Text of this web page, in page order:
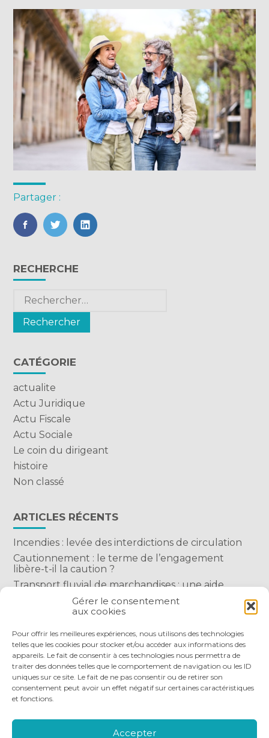
Gérer le consentement
aux cookies
Pour offrir les meilleures expériences, nous utilisons des technologies
telles que les cookies pour stocker et/ou accéder aux informations des
appareils. Le fait de consentir à ces technologies nous permettra de
traiter des données telles que le comportement de navigation ou les ID
uniques sur ce site. Le fait de ne pas consentir ou de retirer son
consentement peut avoir un effet négatif sur certaines caractéristiques
et fonctions.
Accepter
Partager :
FaceBook
TwitterLinkedIn
Blog
sidebar
RECHERCHE
Rechercher :
CATÉGORIE
actualite
Actu Juridique
Actu Fiscale
Actu Sociale
Le coin du dirigeant
histoire
Non classé
ARTICLES RÉCENTS
Incendies : levée des interdictions de circulation
Cautionnement : le terme de l’engagement
libère-t-il la caution ?
Transport fluvial de marchandises : une aide
financière bienvenue
Succession : les donations du parent renonçant
Principale
NOS OUTILS DIGITAUX